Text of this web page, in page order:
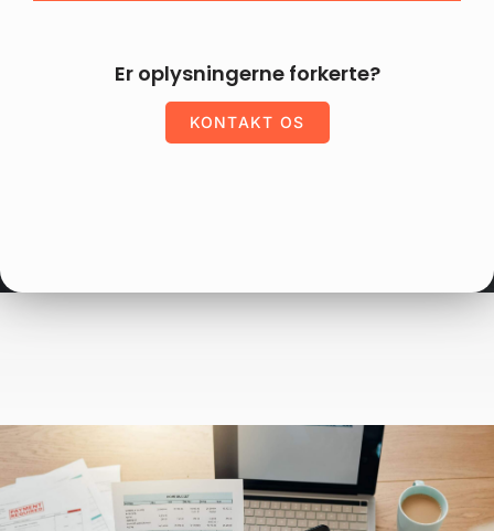
Er oplysningerne forkerte?
KONTAKT OS